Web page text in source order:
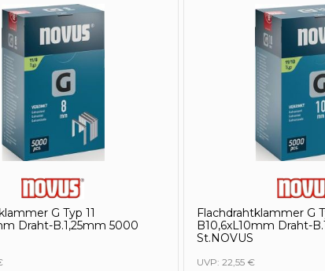
G Typ 11
Draht-B.1,25mm 5000
Flachdrahtklammer G
B10,6xL10mm Draht-
St.NOVUS
UVP: 22,55 €